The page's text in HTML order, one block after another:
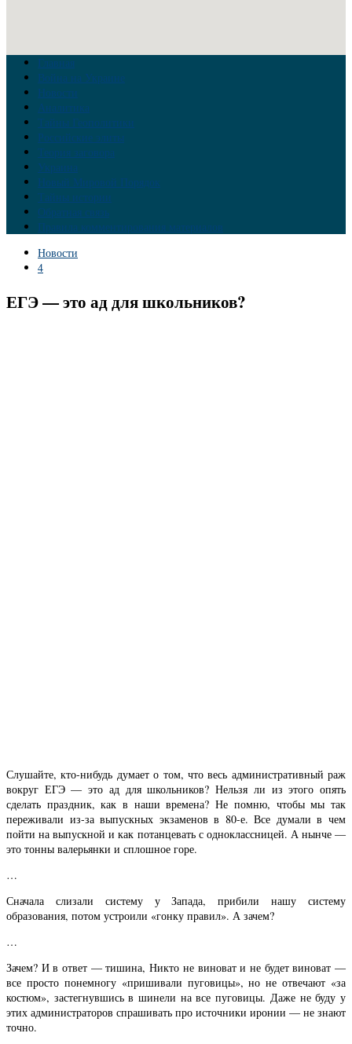
Главная
Война на Украине
Новости
Аналитика
Тайны Геополитики
Российские элиты
Теория заговора
Украина
Новый Мировой Порядок
Тайны истории
Обратная связь
Правила комментирования материалов
Новости
4
ЕГЭ — это ад для школьников?
Слушайте, кто-нибудь думает о том, что весь административный раж
вокруг ЕГЭ — это ад для школьников? Нельзя ли из этого опять
сделать праздник, как в наши времена? Не помню, чтобы мы так
переживали из-за выпускных экзаменов в 80-е. Все думали в чем
пойти на выпускной и как потанцевать с одноклассницей. А нынче —
это тонны валерьянки и сплошное горе.
…
Сначала слизали систему у Запада, прибили нашу систему
образования, потом устроили «гонку правил». А зачем?
…
Зачем? И в ответ — тишина, Никто не виноват и не будет виноват —
все просто понемногу «пришивали пуговицы», но не отвечают «за
костюм», застегнувшись в шинели на все пуговицы. Даже не буду у
этих администраторов спрашивать про источники иронии — не знают
точно.